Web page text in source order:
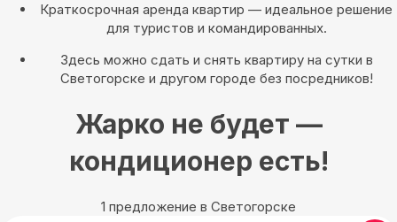
Краткосрочная аренда квартир — идеальное решение
для туристов и командированных.
Здесь можно сдать и снять квартиру на сутки в
Светогорске и другом городе без посредников!
Жарко не будет —
кондиционер есть!
1 предложение в Светогорске